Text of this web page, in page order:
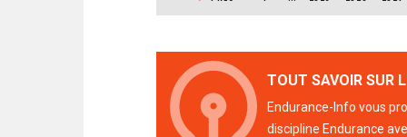
TOUT SAVOIR SUR
Endurance-Info vous
discipline Endurance